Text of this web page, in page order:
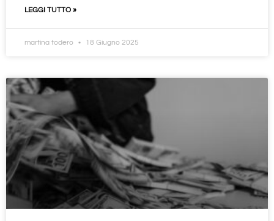
LEGGI TUTTO »
martina todero 18 Giugno 2025